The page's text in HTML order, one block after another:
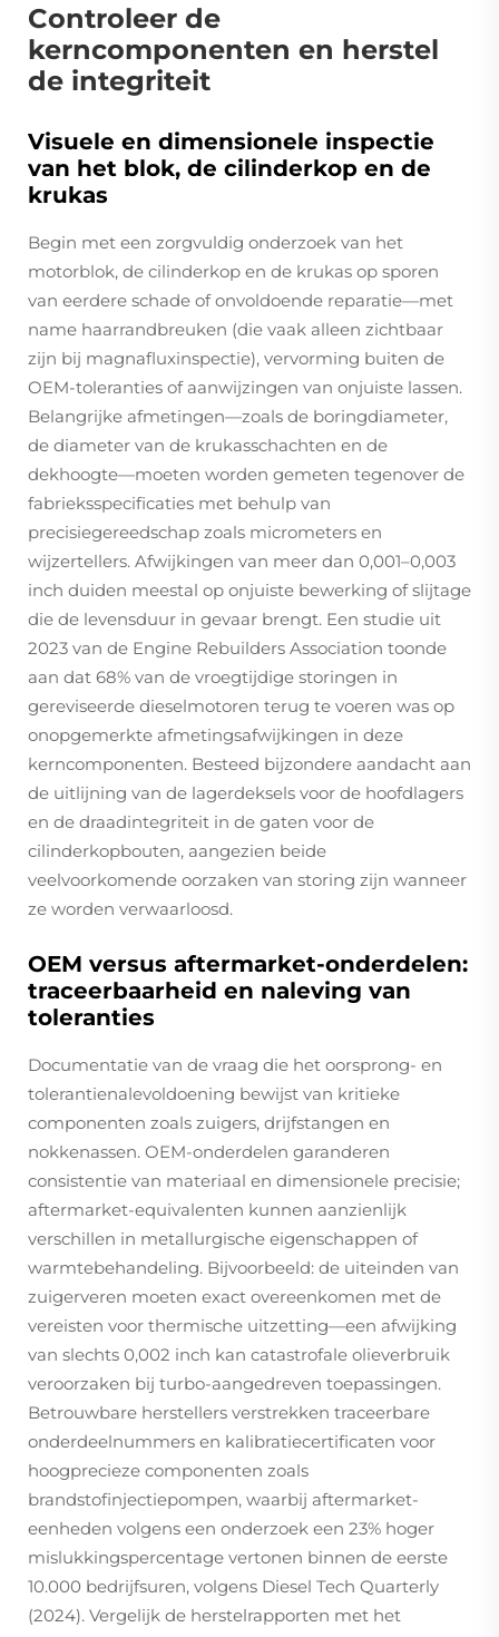
Controleer de
kerncomponenten en herstel
de integriteit
Visuele en dimensionele inspectie
van het blok, de cilinderkop en de
krukas
Begin met een zorgvuldig onderzoek van het
motorblok, de cilinderkop en de krukas op sporen
van eerdere schade of onvoldoende reparatie—met
name haarrandbreuken (die vaak alleen zichtbaar
zijn bij magnafluxinspectie), vervorming buiten de
OEM-toleranties of aanwijzingen van onjuiste lassen.
Belangrijke afmetingen—zoals de boringdiameter,
de diameter van de krukasschachten en de
dekhoogte—moeten worden gemeten tegenover de
fabrieksspecificaties met behulp van
precisiegereedschap zoals micrometers en
wijzertellers. Afwijkingen van meer dan 0,001–0,003
inch duiden meestal op onjuiste bewerking of slijtage
die de levensduur in gevaar brengt. Een studie uit
2023 van de Engine Rebuilders Association toonde
aan dat 68% van de vroegtijdige storingen in
gereviseerde dieselmotoren terug te voeren was op
onopgemerkte afmetingsafwijkingen in deze
kerncomponenten. Besteed bijzondere aandacht aan
de uitlijning van de lagerdeksels voor de hoofdlagers
en de draadintegriteit in de gaten voor de
cilinderkopbouten, aangezien beide
veelvoorkomende oorzaken van storing zijn wanneer
ze worden verwaarloosd.
OEM versus aftermarket-onderdelen:
traceerbaarheid en naleving van
toleranties
Documentatie van de vraag die het oorsprong- en
tolerantienalevoldoening bewijst van kritieke
componenten zoals zuigers, drijfstangen en
nokkenassen. OEM-onderdelen garanderen
consistentie van materiaal en dimensionele precisie;
aftermarket-equivalenten kunnen aanzienlijk
verschillen in metallurgische eigenschappen of
warmtebehandeling. Bijvoorbeeld: de uiteinden van
zuigerveren moeten exact overeenkomen met de
vereisten voor thermische uitzetting—een afwijking
van slechts 0,002 inch kan catastrofale olieverbruik
veroorzaken bij turbo-aangedreven toepassingen.
Betrouwbare herstellers verstrekken traceerbare
onderdeelnummers en kalibratiecertificaten voor
hoogprecieze componenten zoals
brandstofinjectiepompen, waarbij aftermarket-
eenheden volgens een onderzoek een 23% hoger
mislukkingspercentage vertonen binnen de eerste
10.000 bedrijfsuren, volgens Diesel Tech Quarterly
(2024). Vergelijk de herstelrapporten met het